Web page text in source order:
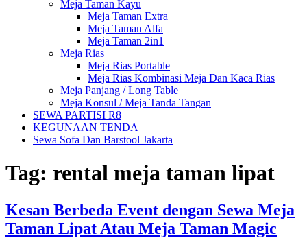
Meja Taman Kayu
Meja Taman Extra
Meja Taman Alfa
Meja Taman 2in1
Meja Rias
Meja Rias Portable
Meja Rias Kombinasi Meja Dan Kaca Rias
Meja Panjang / Long Table
Meja Konsul / Meja Tanda Tangan
SEWA PARTISI R8
KEGUNAAN TENDA
Sewa Sofa Dan Barstool Jakarta
Tag: rental meja taman lipat
Kesan Berbeda Event dengan Sewa Meja
Taman Lipat Atau Meja Taman Magic